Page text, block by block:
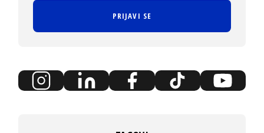
PRIJAVI SE